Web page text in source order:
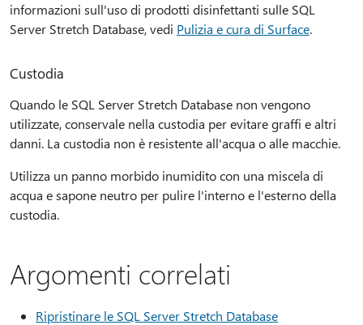
informazioni sull'uso di prodotti disinfettanti sulle SQL
Server Stretch Database, vedi Pulizia e cura di Surface.
Custodia
Quando le SQL Server Stretch Database non vengono
utilizzate, conservale nella custodia per evitare graffi e altri
danni. La custodia non è resistente all'acqua o alle macchie.
Utilizza un panno morbido inumidito con una miscela di
acqua e sapone neutro per pulire l'interno e l'esterno della
custodia.
Argomenti correlati
Ripristinare le SQL Server Stretch Database